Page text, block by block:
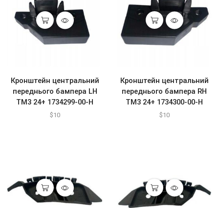
Кронштейн центральний
переднього бампера LH
ТМ3 24+ 1734299-00-H
$10
Кронштейн центральний
переднього бампера RH
ТМ3 24+ 1734300-00-H
$10